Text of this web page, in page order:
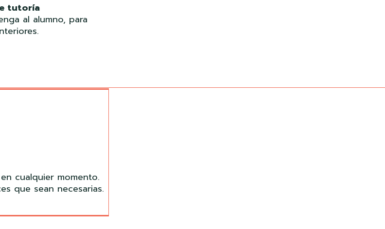
tutoría
al alumno, para
cualquier momento.
que sean necesarias.